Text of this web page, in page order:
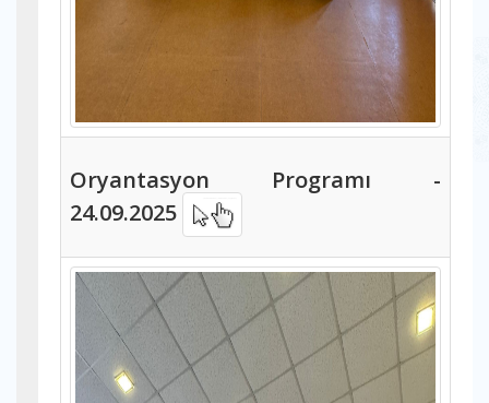
Oryantasyon Programı -
24.09.2025